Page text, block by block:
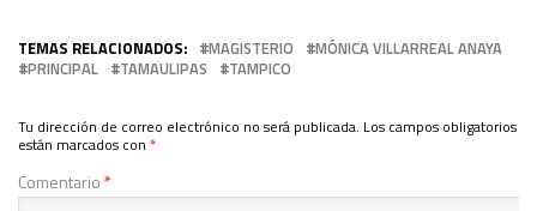
TEMAS RELACIONADOS: MAGISTERIO
MÓNICA VILLARREAL ANAYA
PRINCIPAL
TAMAULIPAS TAMPICO
Tu dirección de correo electrónico no será publicada. Los campos obligatorios
están marcados con *
Comentario*